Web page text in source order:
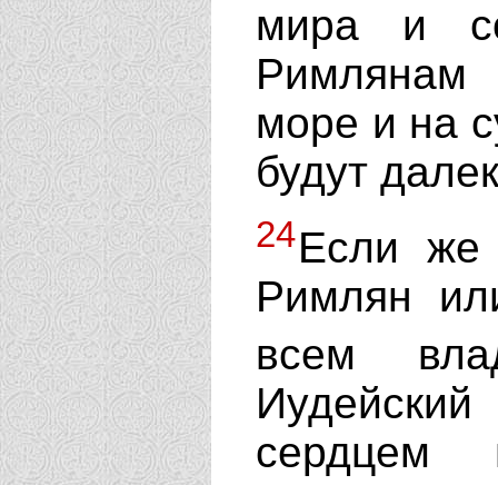
мира и
Римлянам
море и на
будут
24Если же
Римлян
всем